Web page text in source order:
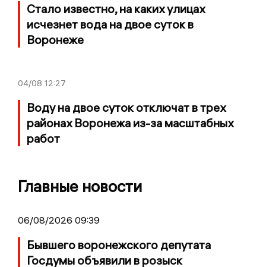
Стало известно, на каких улицах
исчезнет вода на двое суток в
Воронеже
04/08 12:27
Воду на двое суток отключат в трех
районах Воронежа из-за масштабных
работ
Главные новости
06/08/2026 09:39
Бывшего воронежского депутата
Госдумы объявили в розыск